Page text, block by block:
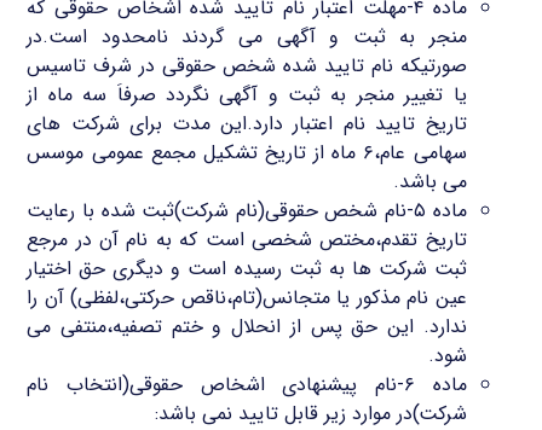
ماده ۴-مهلت اعتبار نام تایید شده اشخاص حقوقی که
منجر به ثبت و آگهی می گردند نامحدود است.در
صورتیکه نام تایید شده شخص حقوقی در شرف تاسیس
یا تغییر منجر به ثبت و آگهی نگردد صرفاَ سه ماه از
تاریخ تایید نام اعتبار دارد.این مدت برای شرکت های
سهامی عام،۶ ماه از تاریخ تشکیل مجمع عمومی موسس
می باشد.
ماده ۵-نام شخص حقوقی(نام شرکت)ثبت شده با رعایت
تاریخ تقدم،مختص شخصی است که به نام آن در مرجع
ثبت شرکت ها به ثبت رسیده است و دیگری حق اختیار
عین نام مذکور یا متجانس(تام،ناقص حرکتی،لفظی) آن را
ندارد. این حق پس از انحلال و ختم تصفیه،منتفی می
شود.
ماده ۶-نام پیشنهادی اشخاص حقوقی(انتخاب نام
شرکت)در موارد زیر قابل تایید نمی باشد: